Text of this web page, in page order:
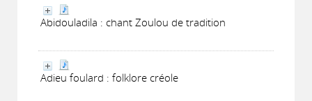
Abidouladila : chant Zoulou de tradition
Adieu foulard : folklore créole